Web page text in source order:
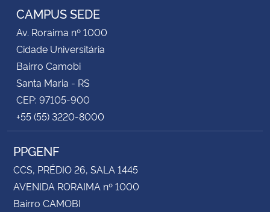
CAMPUS SEDE
Av. Roraima nº 1000
Cidade Universitária
Bairro Camobi
Santa Maria - RS
CEP: 97105-900
+55 (55) 3220-8000
PPGENF
CCS, PRÉDIO 26, SALA 1445
AVENIDA RORAIMA nº 1000
Bairro CAMOBI